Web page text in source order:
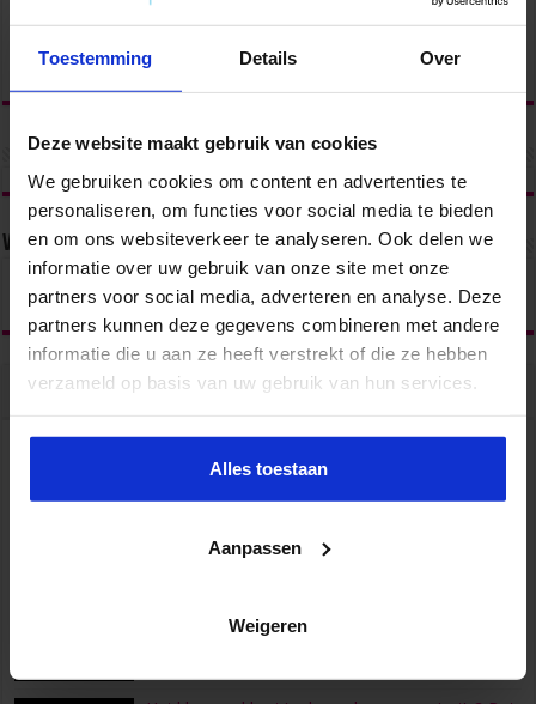
Toestemming Details Over
Deze website maakt gebruik van cookies
We gebruiken cookies om content en advertenties te
personaliseren, om functies voor social media te bieden
en om ons websiteverkeer te analyseren. Ook delen we
informatie over uw gebruik van onze site met onze
partners voor social media, adverteren en analyse. Deze
partners kunnen deze gegevens combineren met andere
informatie die u aan ze heeft verstrekt of die ze hebben
verzameld op basis van uw gebruik van hun services.
Alles toestaan
Aanpassen
Weigeren
Volg ons via
juni 23, 2022 96,561
Wat verdient een secretaresse?